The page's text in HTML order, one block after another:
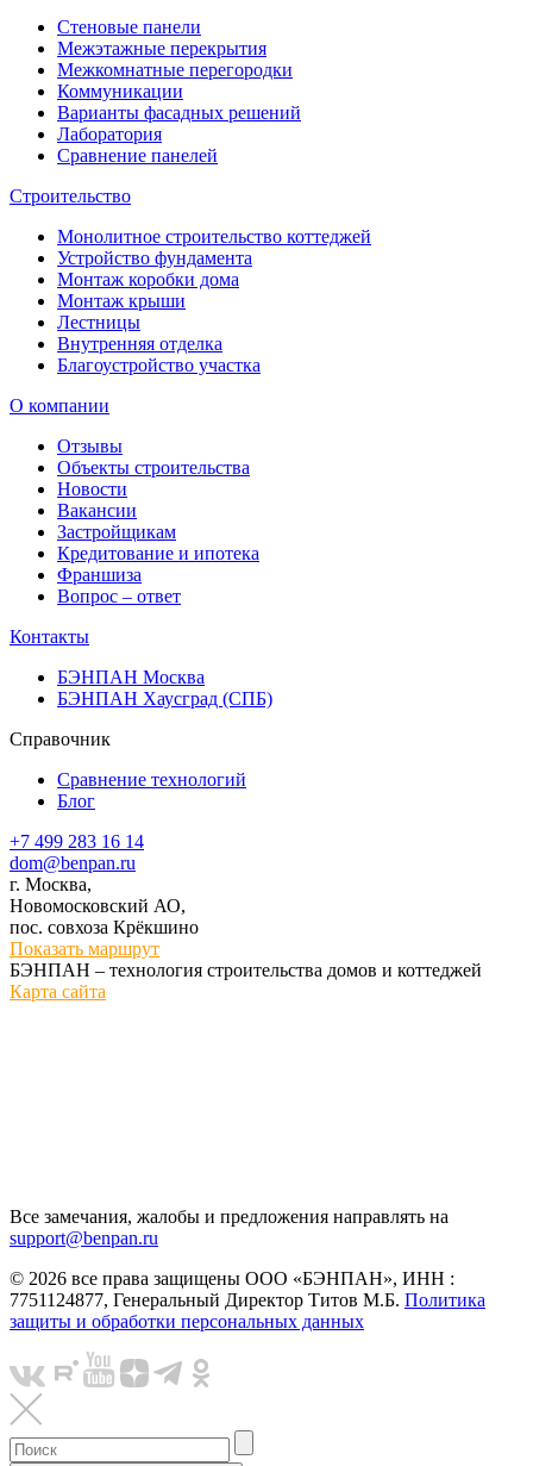
Стеновые панели
Межэтажные перекрытия
Межкомнатные перегородки
Коммуникации
Варианты фасадных решений
Лаборатория
Сравнение панелей
Строительство
Монолитное строительство коттеджей
Устройство фундамента
Монтаж коробки дома
Монтаж крыши
Лестницы
Внутренняя отделка
Благоустройство участка
О компании
Отзывы
Объекты строительства
Новости
Вакансии
Застройщикам
Кредитование и ипотека
Франшиза
Вопрос – ответ
Контакты
БЭНПАН Москва
БЭНПАН Хаусград (СПБ)
Справочник
Сравнение технологий
Блог
+7 499 283 16 14
dom@benpan.ru
г. Москва,
Новомосковский АО,
пос. совхоза Крёкшино
Показать маршрут
БЭНПАН – технология строительства домов и коттеджей
Карта сайта
Все замечания, жалобы и предложения направлять на
support@benpan.ru
© 2026 все права защищены ООО «БЭНПАН», ИНН :
7751124877, Генеральный Директор Титов М.Б. Политика
защиты и обработки персональных данных